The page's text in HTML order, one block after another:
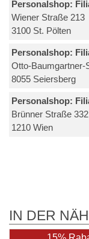
Personalshop:
Wiener Straße 213
3100 St. Pölten
Personalshop:
Otto-Baumgartner-
8055 Seiersberg
Personalshop:
Brünner Straße 332
1210 Wien
IN DER